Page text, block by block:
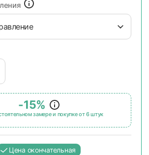
-15%
замере и покупке от 6 штук
Цена окончательная